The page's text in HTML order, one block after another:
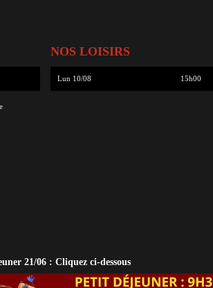
NOS LOISIRS
Lun 10/08 15h00
21/06 : Cliquez ci-dessous